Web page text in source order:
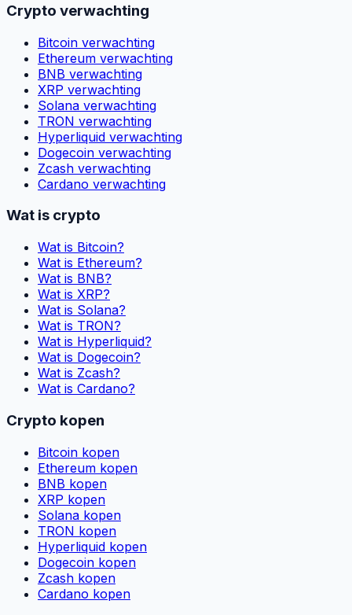
Crypto verwachting
Bitcoin verwachting
Ethereum verwachting
BNB verwachting
XRP verwachting
Solana verwachting
TRON verwachting
Hyperliquid verwachting
Dogecoin verwachting
Zcash verwachting
Cardano verwachting
Wat is crypto
Wat is Bitcoin?
Wat is Ethereum?
Wat is BNB?
Wat is XRP?
Wat is Solana?
Wat is TRON?
Wat is Hyperliquid?
Wat is Dogecoin?
Wat is Zcash?
Wat is Cardano?
Crypto kopen
Bitcoin kopen
Ethereum kopen
BNB kopen
XRP kopen
Solana kopen
TRON kopen
Hyperliquid kopen
Dogecoin kopen
Zcash kopen
Cardano kopen